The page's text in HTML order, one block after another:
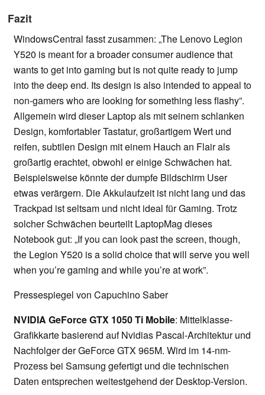
Fazit
WindowsCentral fasst zusammen: „The Lenovo Legion
Y520 is meant for a broader consumer audience that
wants to get into gaming but is not quite ready to jump
into the deep end. Its design is also intended to appeal to
non-gamers who are looking for something less flashy”.
Allgemein wird dieser Laptop als mit seinem schlanken
Design, komfortabler Tastatur, großartigem Wert und
reifen, subtilen Design mit einem Hauch an Flair als
großartig erachtet, obwohl er einige Schwächen hat.
Beispielsweise könnte der dumpfe Bildschirm User
etwas verärgern. Die Akkulaufzeit ist nicht lang und das
Trackpad ist seltsam und nicht ideal für Gaming. Trotz
solcher Schwächen beurteilt LaptopMag dieses
Notebook gut: „If you can look past the screen, though,
the Legion Y520 is a solid choice that will serve you well
when you’re gaming and while you’re at work”.
Pressespiegel von Capuchino Saber
NVIDIA GeForce GTX 1050 Ti Mobile: Mittelklasse-
Grafikkarte basierend auf Nvidias Pascal-Architektur und
Nachfolger der GeForce GTX 965M. Wird im 14-nm-
Prozess bei Samsung gefertigt und die technischen
Daten entsprechen weitestgehend der Desktop-Version.